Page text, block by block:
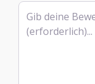
Rezensionstext